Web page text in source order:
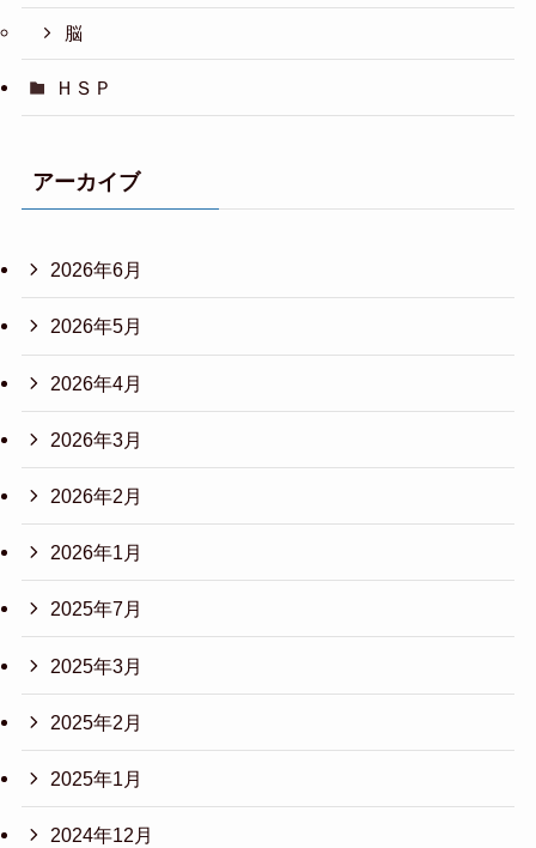
脳
ＨＳＰ
アーカイブ
2026年6月
2026年5月
2026年4月
2026年3月
2026年2月
2026年1月
2025年7月
2025年3月
2025年2月
2025年1月
2024年12月